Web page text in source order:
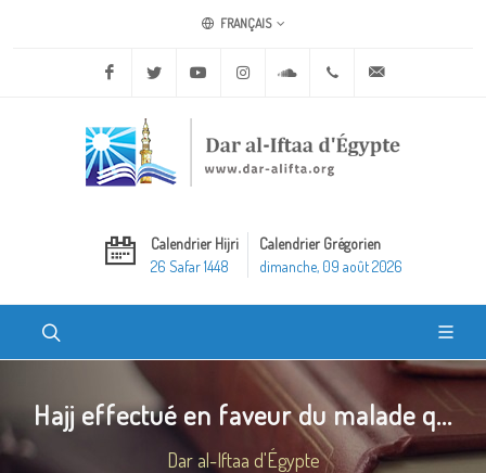
FRANÇAIS
Facebook Twitter Youtube Instagram Soundcloud+20 2 25970400
Calendrier Hijri
26 Safar 1448
Calendrier Grégorien
dimanche, 09 août 2026
Hajj effectué en faveur du malade q...
Dar al-Iftaa d'Égypte